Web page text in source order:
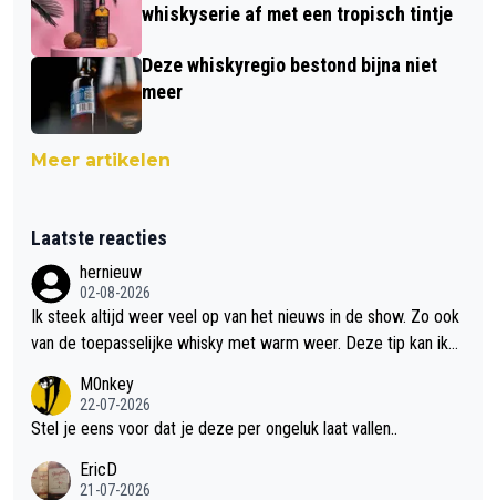
whiskyserie af met een tropisch tintje
Deze whiskyregio bestond bijna niet
meer
Meer artikelen
Laatste reacties
hernieuw
02-08-2026
Ik steek altijd weer veel op van het nieuws in de show. Zo ook
van de toepasselijke whisky met warm weer. Deze tip kan ik
M0nkey
22-07-2026
Stel je eens voor dat je deze per ongeluk laat vallen..
EricD
21-07-2026